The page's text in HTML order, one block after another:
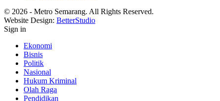
© 2026 - Metro Semarang. All Rights Reserved.
Website Design: BetterStudio
Sign in
Ekonomi
Bisnis
Politik
Nasional
Hukum Kriminal
Olah Raga
Pendidikan